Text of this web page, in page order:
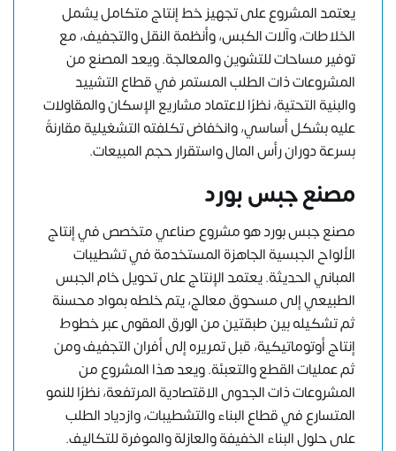
يعتمد المشروع على تجهيز خط إنتاج متكامل يشمل
الخلاطات، وآلات الكبس، وأنظمة النقل والتجفيف، مع
توفير مساحات للتشوين والمعالجة. ويعد المصنع من
المشروعات ذات الطلب المستمر في قطاع التشييد
والبنية التحتية، نظرًا لاعتماد مشاريع الإسكان والمقاولات
عليه بشكل أساسي، وانخفاض تكلفته التشغيلية مقارنةً
بسرعة دوران رأس المال واستقرار حجم المبيعات.
مصنع جبس بورد
مصنع جبس بورد هو مشروع صناعي متخصص في إنتاج
الألواح الجبسية الجاهزة المستخدمة في تشطيبات
المباني الحديثة. يعتمد الإنتاج على تحويل خام الجبس
الطبيعي إلى مسحوق معالج، يتم خلطه بمواد محسنة
ثم تشكيله بين طبقتين من الورق المقوى عبر خطوط
إنتاج أوتوماتيكية، قبل تمريره إلى أفران التجفيف ومن
ثم عمليات القطع والتعبئة. ويعد هذا المشروع من
المشروعات ذات الجدوى الاقتصادية المرتفعة، نظرًا للنمو
المتسارع في قطاع البناء والتشطيبات، وازدياد الطلب
على حلول البناء الخفيفة والعازلة والموفرة للتكاليف.